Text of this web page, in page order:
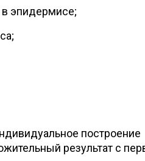
эпидермисе;
построение
результат с